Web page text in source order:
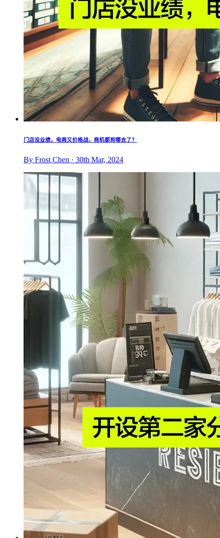
门店没业绩，电商又价格战，商机都到哪去了？
By Frost Chen · 30th Mar, 2024